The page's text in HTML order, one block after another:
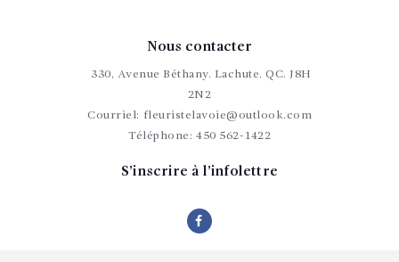
Nous contacter
330, Avenue Béthany. Lachute. QC. J8H
2N2
Courriel: fleuristelavoie@outlook.com
Téléphone: 450 562-1422
S’inscrire à l’infolettre